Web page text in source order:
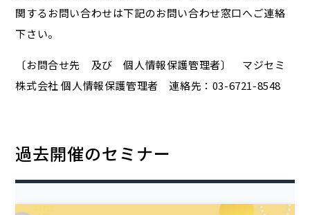
関するお問い合わせは下記のお問い合わせ窓口へご連絡
下さい。
〔お問合せ先 及び 個人情報保護管理者〕 マジセミ
株式会社 個人情報保護管理者 連絡先：03-6721-8548
過去開催のセミナー